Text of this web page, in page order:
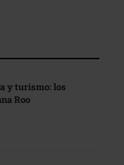
y turismo: los
Roo